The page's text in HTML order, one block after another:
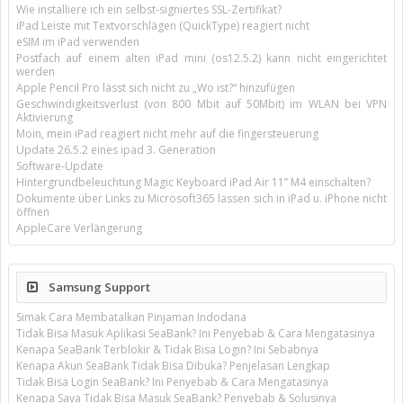
Wie installiere ich ein selbst-signiertes SSL-Zertifikat?
iPad Leiste mit Textvorschlägen (QuickType) reagiert nicht
eSIM im iPad verwenden
Postfach auf einem alten iPad mini (os12.5.2) kann nicht eingerichtet
werden
Apple Pencil Pro lässt sich nicht zu „Wo ist?“ hinzufügen
Geschwindigkeitsverlust (von 800 Mbit auf 50Mbit) im WLAN bei VPN
Aktivierung
Moin, mein iPad reagiert nicht mehr auf die fingersteuerung
Update 26.5.2 eines ipad 3. Generation
Software-Update
Hintergrundbeleuchtung Magic Keyboard iPad Air 11’’ M4 einschalten?
Dokumente über Links zu Microsoft365 lassen sich in iPad u. iPhone nicht
öffnen
AppleCare Verlängerung
Samsung Support
Simak Cara Membatalkan Pinjaman Indodana
Tidak Bisa Masuk Aplikasi SeaBank? Ini Penyebab & Cara Mengatasinya
Kenapa SeaBank Terblokir & Tidak Bisa Login? Ini Sebabnya
Kenapa Akun SeaBank Tidak Bisa Dibuka? Penjelasan Lengkap
Tidak Bisa Login SeaBank? Ini Penyebab & Cara Mengatasinya
Kenapa Saya Tidak Bisa Masuk SeaBank? Penyebab & Solusinya